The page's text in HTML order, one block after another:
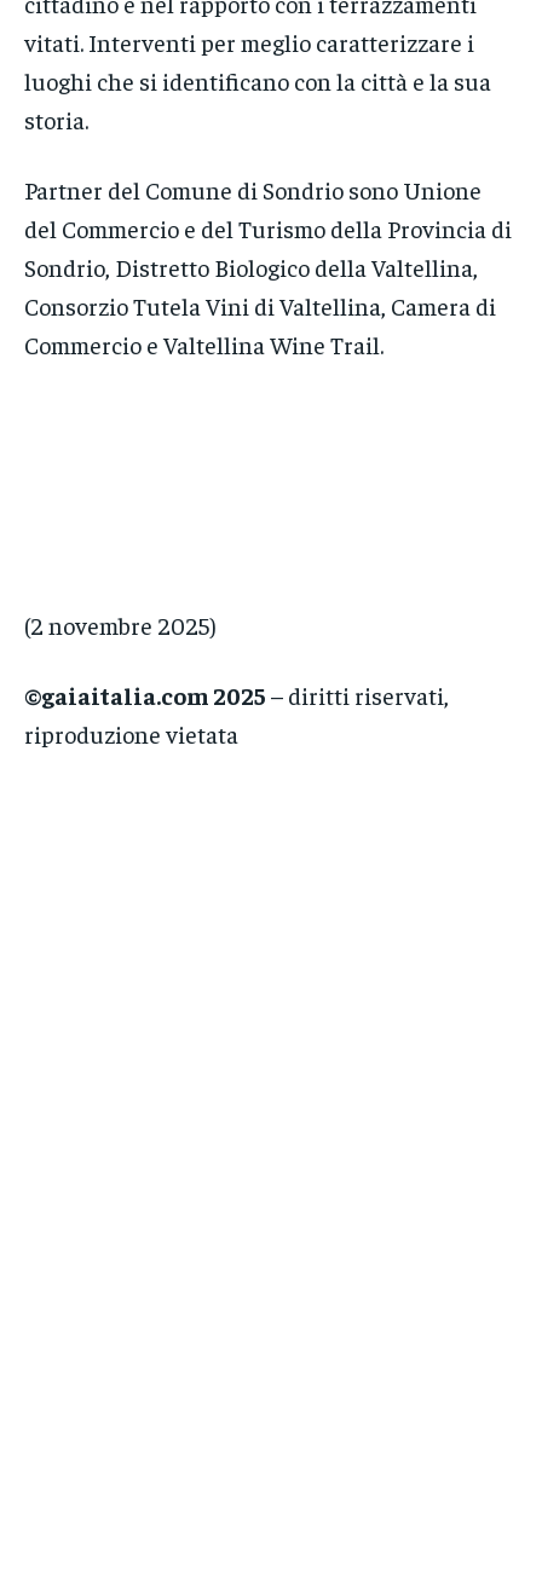
vitati. Interventi per meglio caratterizzare i
luoghi che si identificano con la città e la sua
storia.
Partner del Comune di Sondrio sono Unione
del Commercio e del Turismo della Provincia di
Sondrio, Distretto Biologico della Valtellina,
Consorzio Tutela Vini di Valtellina, Camera di
Commercio e Valtellina Wine Trail.
(2 novembre 2025)
©gaiaitalia.com 2025 – diritti riservati,
riproduzione vietata